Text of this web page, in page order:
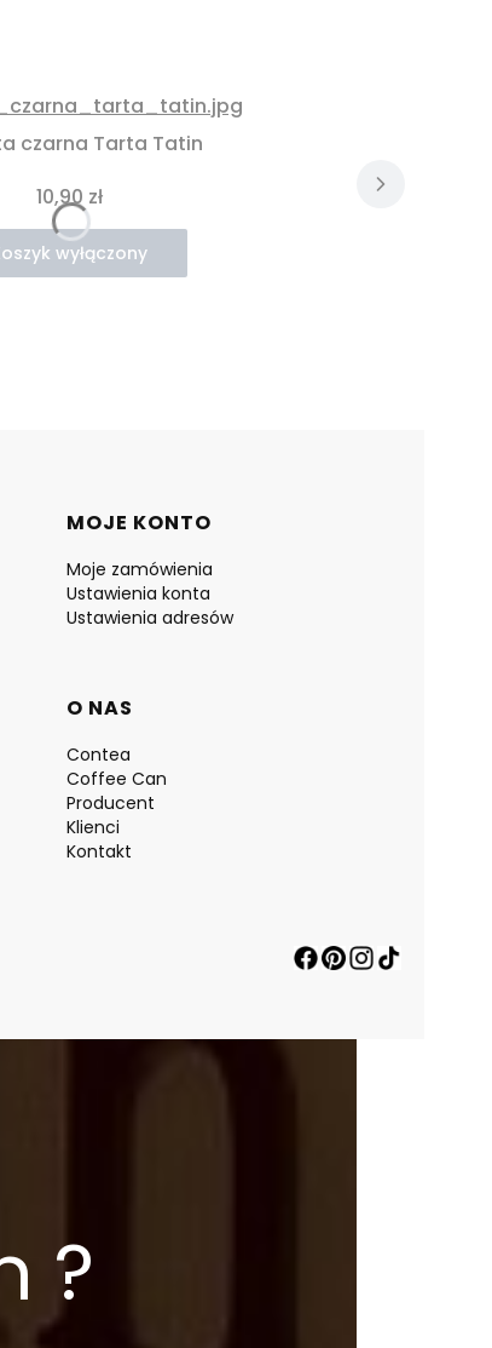
czarna Tarta Tatin
Cena
10,90 zł
wyłączony
MOJE KONTO
Moje zamówienia
Ustawienia konta
Ustawienia adresów
O NAS
Contea
Coffee Can
Producent
Klienci
Kontakt
?